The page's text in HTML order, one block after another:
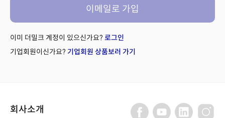
이메일로 가입
이미 더밀크 계정이 있으신가요? 로그인
기업회원이신가요? 기업회원 상품보러 가기
회사소개